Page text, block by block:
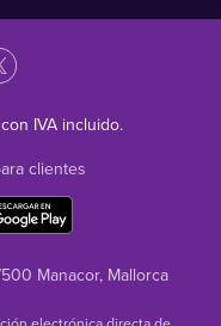
IVA incluido.
clientes
Manacor, Mallorca